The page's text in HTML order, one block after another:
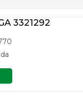
3321292